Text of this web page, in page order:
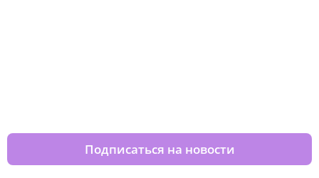
Подписаться на новости